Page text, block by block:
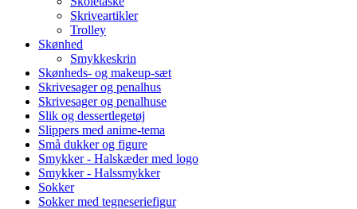
Skriveartikler
Trolley
Skønhed
Smykkeskrin
Skønheds- og makeup-sæt
Skrivesager og penalhus
Skrivesager og penalhuse
Slik og dessertlegetøj
Slippers med anime-tema
Små dukker og figure
Smykker - Halskæder med logo
Smykker - Halssmykker
Sokker
Sokker med tegneseriefigur